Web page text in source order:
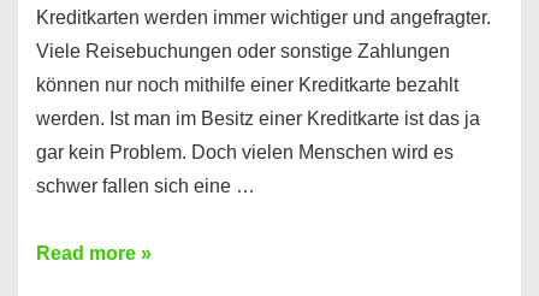
Kreditkarten werden immer wichtiger und angefragter.
Viele Reisebuchungen oder sonstige Zahlungen
können nur noch mithilfe einer Kreditkarte bezahlt
werden. Ist man im Besitz einer Kreditkarte ist das ja
gar kein Problem. Doch vielen Menschen wird es
schwer fallen sich eine …
Kreditkarte
Read more »